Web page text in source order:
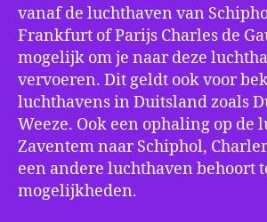
vanaf de luchthaven van
Frankfurt of Parijs Charles de
mogelijk om je naar deze
vervoeren. Dit geldt ook voor
luchthavens in Duitsland zoals
Weeze. Ook een ophaling op de
Zaventem naar Schiphol,
een andere luchthaven behoort
mogelijkheden.